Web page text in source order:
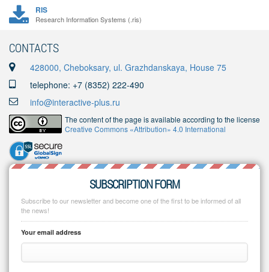
RIS
Research Information Systems (.ris)
CONTACTS
428000, Cheboksary, ul. Grazhdanskaya, House 75
telephone: +7 (8352) 222-490
info@interactive-plus.ru
The content of the page is available according to the license
Creative Commons «Attribution» 4.0 International
SUBSCRIPTION FORM
Subscribe to our newsletter and become one of the first to be informed of all
the news!
Your email address